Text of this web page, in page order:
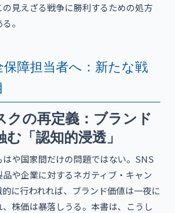
の見えざる戦争に勝利するための処方
。
保障担当者へ：新たな戦
クの再定義：ブランド
む「認知的浸透」
や国家間だけの問題ではない。SNS
品や企業に対するネガティブ・キャン
に行われれば、ブランド価値は一夜に
、株価は暴落しうる。本書は、こうし